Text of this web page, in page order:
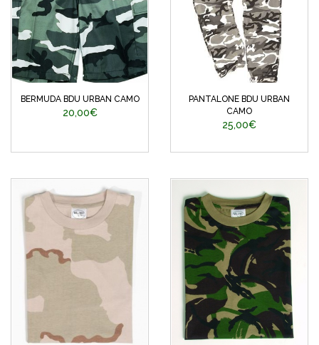
BERMUDA BDU URBAN CAMO
20,00€
PANTALONE BDU URBAN
CAMO
25,00€